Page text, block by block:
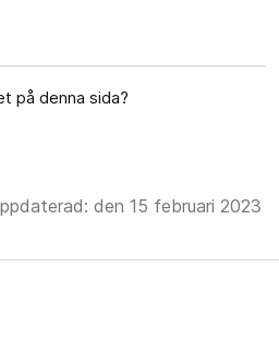
på denna sida?
den 15 februari 2023